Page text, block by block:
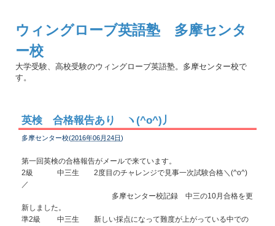
ウィングローブ英語塾 多摩センタ
ー校
大学受験、高校受験のウィングローブ英語塾。多摩センター校で
す。
英検 合格報告あり ヽ(^o^)丿
多摩センター校(2016年06月24日)
第一回英検の合格報告がメールで来ています。
2級 中三生 2度目のチャレンジで見事一次試験合格＼(^o^)
／
多摩センター校記録 中三の10月合格を更
新しました。
準2級 中三生 新しい採点になって難度が上がっている中での